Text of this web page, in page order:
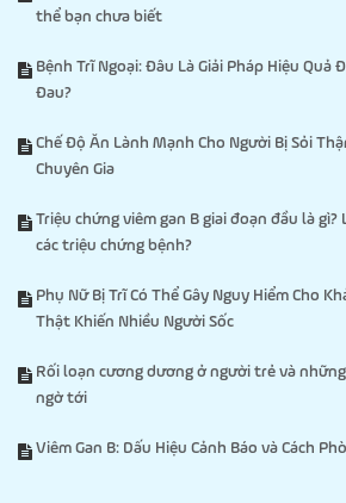
thể bạn chưa biết
Bệnh Trĩ Ngoại: Đâu Là Giải Pháp Hiệu Quả
Đau?
Chế Độ Ăn Lành Mạnh Cho Người Bị Sỏi
Chuyên Gia
Triệu chứng viêm gan B giai đoạn đầu là gì?
các triệu chứng bệnh?
Phụ Nữ Bị Trĩ Có Thể Gây Nguy Hiểm Cho
Thật Khiến Nhiều Người Sốc
Rối loạn cương dương ở người trẻ và
ngờ tới
Viêm Gan B: Dấu Hiệu Cảnh Báo và Cách